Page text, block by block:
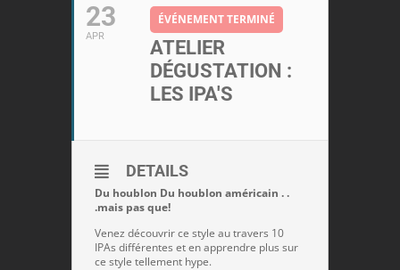
23
APR
ÉVÉNEMENT TERMINÉ
ATELIER
DÉGUSTATION :
LES IPA'S
DETAILS
Du houblon Du houblon américain . .
.mais pas que!
Venez découvrir ce style au travers 10
IPAs différentes et en apprendre plus sur
ce style tellement hype.